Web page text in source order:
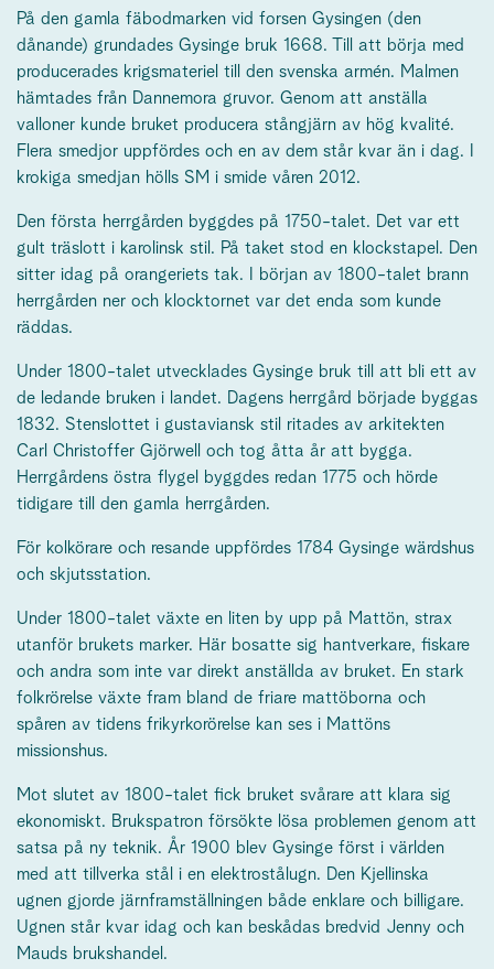
På den gamla fäbodmarken vid forsen Gysingen (den
dånande) grundades Gysinge bruk 1668. Till att börja med
producerades krigsmateriel till den svenska armén. Malmen
hämtades från Dannemora gruvor. Genom att anställa
valloner kunde bruket producera stångjärn av hög kvalité.
Flera smedjor uppfördes och en av dem står kvar än i dag. I
krokiga smedjan hölls SM i smide våren 2012.
Den första herrgården byggdes på 1750-talet. Det var ett
gult träslott i karolinsk stil. På taket stod en klockstapel. Den
sitter idag på orangeriets tak. I början av 1800-talet brann
herrgården ner och klocktornet var det enda som kunde
räddas.
Under 1800-talet utvecklades Gysinge bruk till att bli ett av
de ledande bruken i landet. Dagens herrgård började byggas
1832. Stenslottet i gustaviansk stil ritades av arkitekten
Carl Christoffer Gjörwell och tog åtta år att bygga.
Herrgårdens östra flygel byggdes redan 1775 och hörde
tidigare till den gamla herrgården.
För kolkörare och resande uppfördes 1784 Gysinge wärdshus
och skjutsstation.
Under 1800-talet växte en liten by upp på Mattön, strax
utanför brukets marker. Här bosatte sig hantverkare, fiskare
och andra som inte var direkt anställda av bruket. En stark
folkrörelse växte fram bland de friare mattöborna och
spåren av tidens frikyrkorörelse kan ses i Mattöns
missionshus.
Mot slutet av 1800-talet fick bruket svårare att klara sig
ekonomiskt. Brukspatron försökte lösa problemen genom att
satsa på ny teknik. År 1900 blev Gysinge först i världen
med att tillverka stål i en elektrostålugn. Den Kjellinska
ugnen gjorde järnframställningen både enklare och billigare.
Ugnen står kvar idag och kan beskådas bredvid Jenny och
Mauds brukshandel.